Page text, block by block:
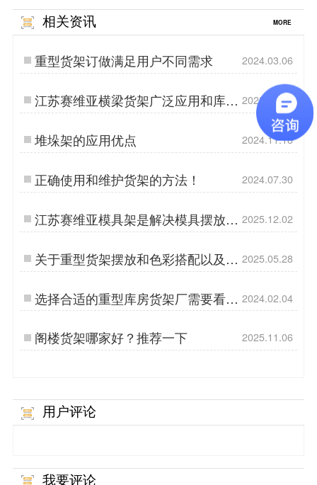
相关资讯 MORE
重型货架订做满足用户不同需求 2024.03.06
江苏赛维亚横梁货架广泛应用和库区
设计要素
2025.11.18
堆垛架的应用优点 2024.11.18
正确使用和维护货架的方法！ 2024.07.30
江苏赛维亚模具架是解决模具摆放好
的货架选择
2025.12.02
关于重型货架摆放和色彩搭配以及灯
光设计问题的阐述
2025.05.28
选择合适的重型库房货架厂需要看这
3点，很重要
2024.02.04
阁楼货架哪家好？推荐一下 2025.11.06
用户评论
我要评论